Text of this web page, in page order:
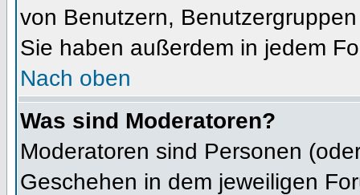
von Benutzern,
Sie haben außerdem in jedem
Nach oben
Was sind Moderatoren?
Moderatoren sind Personen
Geschehen in dem jeweiligen